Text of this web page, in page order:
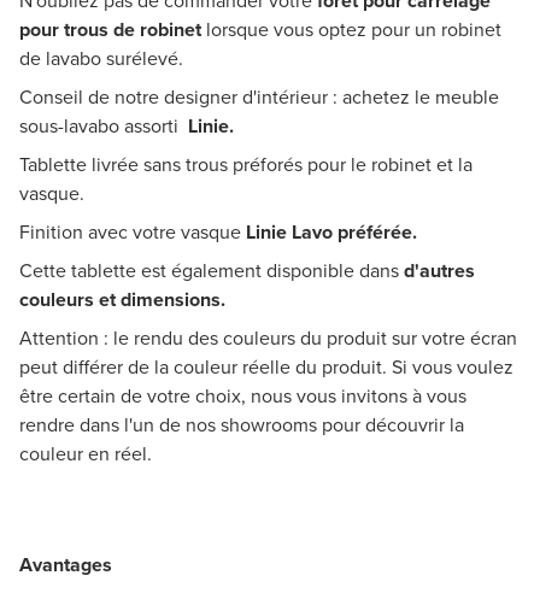
pour trous de robinetlorsque vous optez pour un robinet
de lavabo surélevé.
Conseil de notre designer d'intérieur : achetez le meuble
sous-lavabo assorti Linie.
Tablette livrée sans trous préforés pour le robinet et la
vasque.
Finition avec votre vasque Linie Lavo préférée.
Cette tablette est également disponible dansd'autres
couleurs et dimensions.
Attention : le rendu des couleurs du produit sur votre écran
peut différer de la couleur réelle du produit. Si vous voulez
être certain de votre choix, nous vous invitons à vous
rendre dans l'un de nos showrooms pour découvrir la
couleur en réel.
Avantages